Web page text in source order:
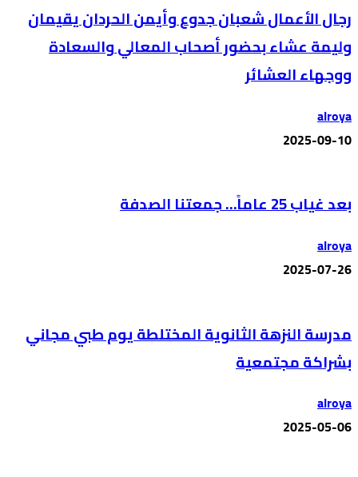
رجال الأعمال شعبان جدوع وأيمن الحردان يقيمان
وليمة عشاء بحضور أصحاب المعالي والسعادة
ووجهاء العشائر
alroya
2025-09-10
بعد غياب 25 عاماً… جمعتنا الصدفة
alroya
2025-07-26
مدرسة النزهة الثانوية المختلطة يوم طبي مجاني
بشراكة مجتمعية
alroya
2025-05-06